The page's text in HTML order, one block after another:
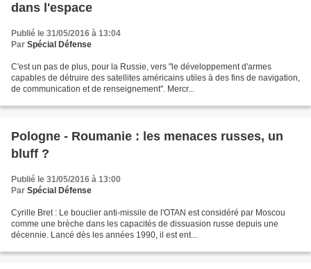
dans l'espace
Publié le 31/05/2016 à 13:04
Par Spécial Défense
C'est un pas de plus, pour la Russie, vers "le développement d'armes
capables de détruire des satellites américains utiles à des fins de navigation,
de communication et de renseignement". Mercr...
Pologne - Roumanie : les menaces russes, un
bluff ?
Publié le 31/05/2016 à 13:00
Par Spécial Défense
Cyrille Bret : Le bouclier anti-missile de l'OTAN est considéré par Moscou
comme une brèche dans les capacités de dissuasion russe depuis une
décennie. Lancé dès les années 1990, il est ent...